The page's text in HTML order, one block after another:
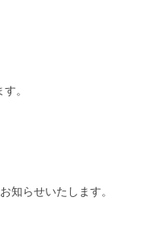
。
知らせいたします。